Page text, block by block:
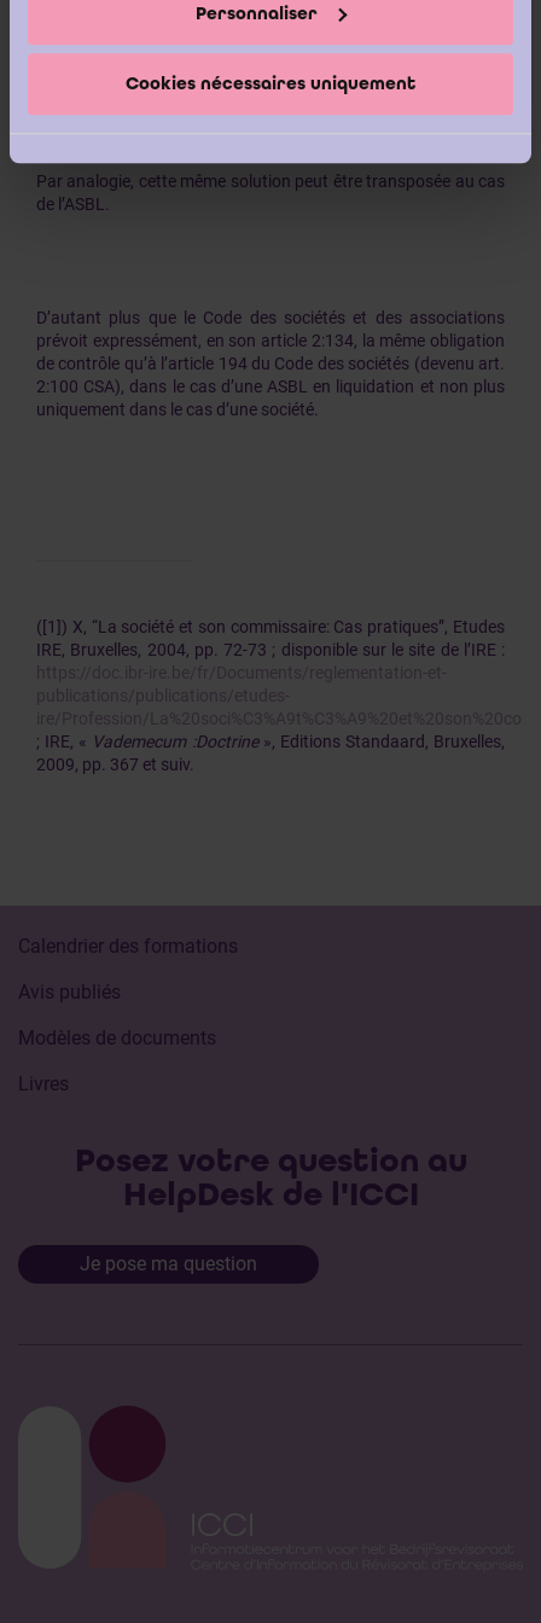
Personnaliser
Cookies nécessaires uniquement
jusqu’à l’expiration de la durée du mandat de trois ans. Les
articles 142 et 143 C. Soc.[/ art. 3:73 et 3:74 CSA]restent
Par analogie, cette même solution peut être transposée au cas
de l’ASBL.
D’autant plus que le Code des sociétés et des associations
prévoit expressément, en son article 2:134, la même obligation
de contrôle qu’à l’article 194 du Code des sociétés (devenu art.
2:100 CSA), dans le cas d’une ASBL en liquidation et non plus
uniquement dans le cas d’une société.
([1]) X, “La société et son commissaire: Cas pratiques”, Etudes
IRE, Bruxelles, 2004, pp. 72-73 ; disponible sur le site de l’IRE :
https://doc.ibr-ire.be/fr/Documents/reglementation-et-
publications/publications/etudes-
ire/Profession/
; IRE, « Vademecum :Doctrine», Editions Standaard, Bruxelles,
2009, pp. 367 et suiv.
Calendrier des formations
Avis publiés
Modèles de documents
Livres
Posez votre question au
HelpDesk de l'ICCI
Je pose ma question